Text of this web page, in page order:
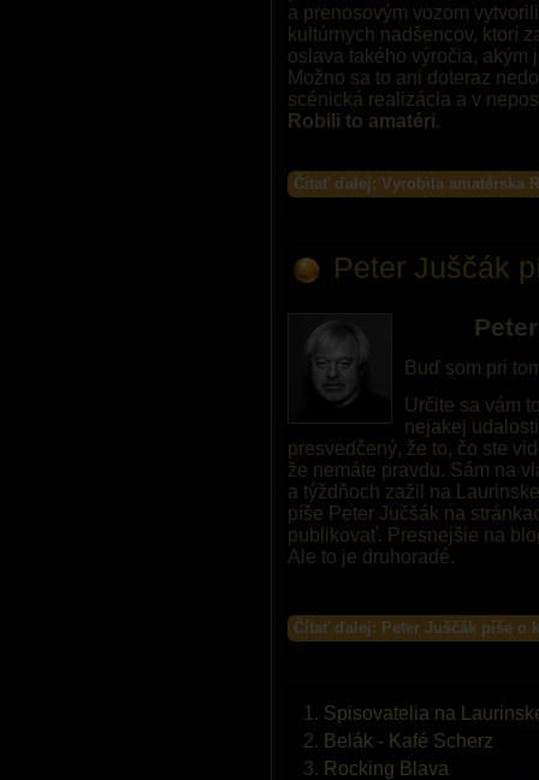
a prenosovým vozom
kultúrnych nadšencov, ktorí
oslava takého výročia, akým
Možno sa to ani doteraz
scénická realizácia a v
Robili to amatéri.
Čítať ďalej: Vyrobila amatérska
Peter Juščák
Buď som pri
Určite sa vám
nejakej
presvedčený, že to, čo ste
že nemáte pravdu. Sám na
a týždňoch zažil na
píše Peter Jučšák na
publikovať. Presnejšie na
Ale to je druhoradé.
Čítať ďalej: Peter Juščák píše o
Spisovatelia na
Belák - Kafé Scherz
Rocking Blava